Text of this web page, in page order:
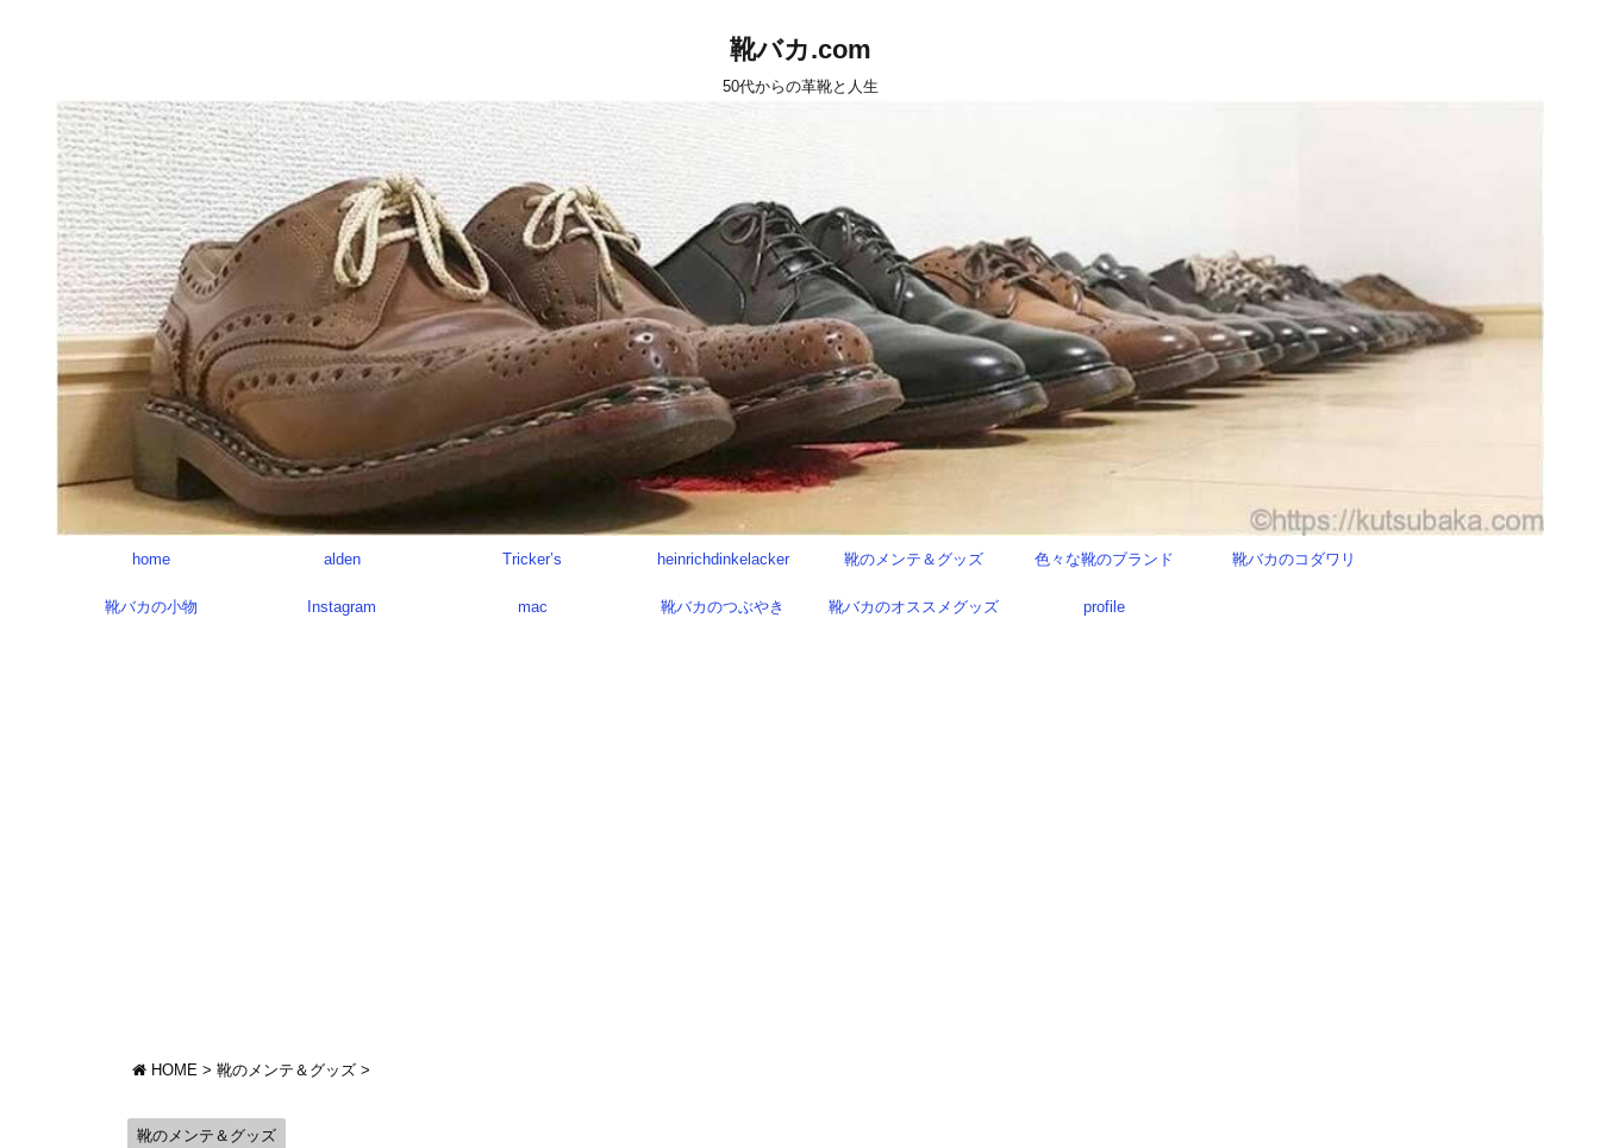
靴バカ.com
50代からの革靴と人生
home alden Tricker’s heinrichdinkelacker 靴のメンテ＆グッズ 色々な靴のブランド 靴バカのコダワリ
靴バカの小物 Instagram mac 靴バカのつぶやき 靴バカのオススメグッズ profile
HOME > 靴のメンテ＆グッズ >
靴のメンテ＆グッズ